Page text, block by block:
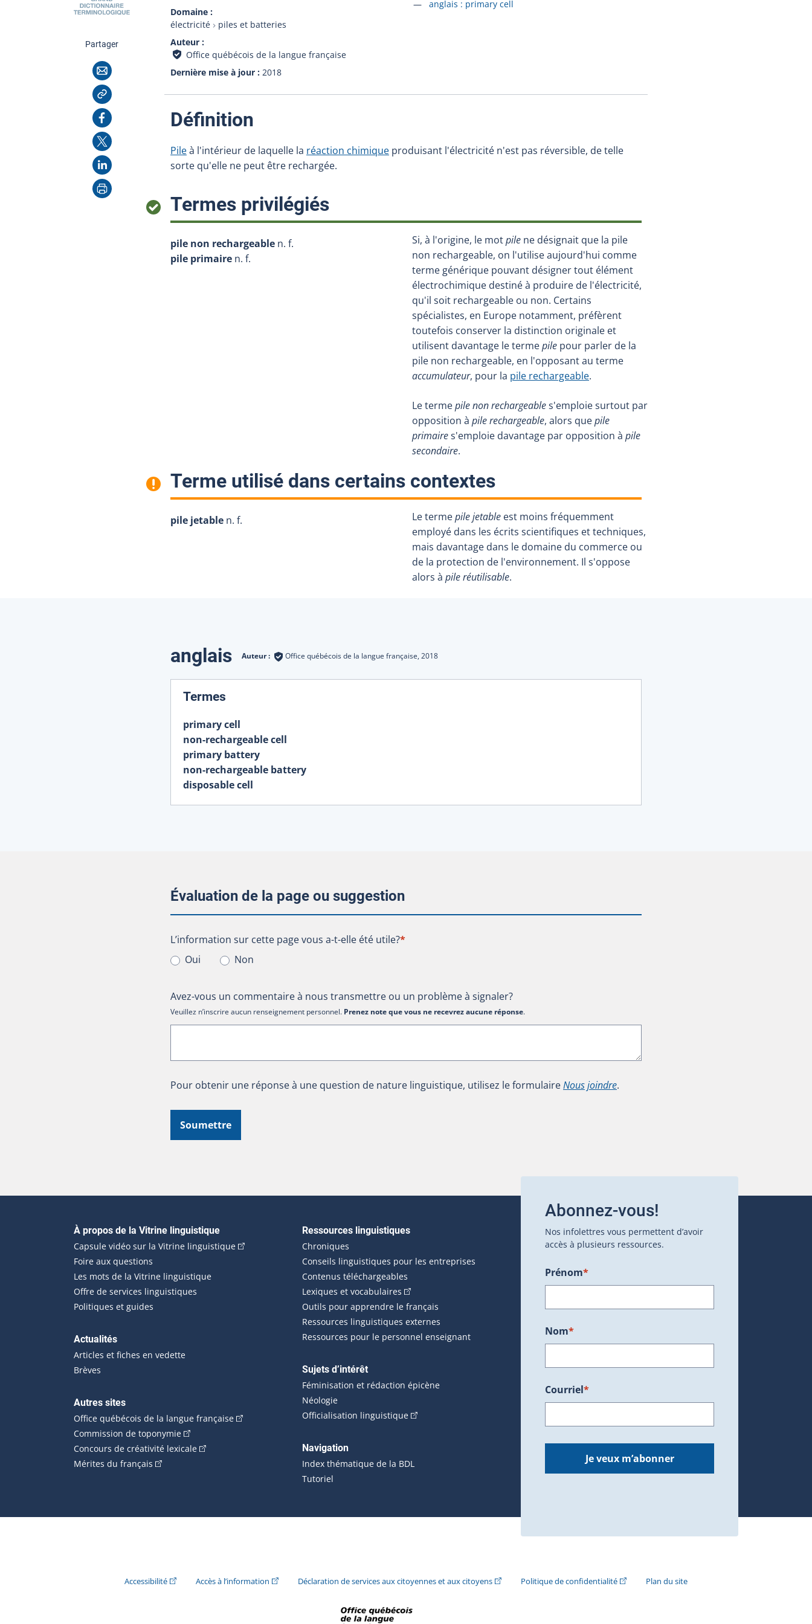
Domaine
électricité
piles et batteries
Auteur
Office québécois de la langue française
Dernière mise à jour
2018
Accéder à la fiche en
anglais : primary cell
Partagercette page
Courriel
Copier l'adresse
Facebook
X
LinkedIn
Imprimer
Définition
Pileà l'intérieur de laquelle la réaction chimique produisant l'électricité n'est pas réversible, de telle
sorte qu'elle ne peut être rechargée.
Termes privilégiés:
pile non rechargeable n. f.
pile primaire n. f.
Si, à l'origine, le motpile ne désignait que la pile
non rechargeable, on l'utilise aujourd'hui comme
terme générique pouvant désigner tout élément
électrochimique destiné à produire de l'électricité,
qu'il soit rechargeable ou non. Certains
spécialistes, en Europe notamment, préfèrent
toutefois conserver la distinction originale et
utilisent davantage le termepile pour parler de la
pile non rechargeable, en l'opposant au terme
accumulateur, pour la pile rechargeable.
Le termepile non rechargeables'emploie surtout par
opposition à pile rechargeable, alors quepile
primaires'emploie davantage par opposition à pile
secondaire.
Terme utilisé dans certains contextes:
pile jetable n. f. Le termepile jetable est moins fréquemment
employé dans les écrits scientifiques et techniques,
mais davantage dans le domaine du commerce ou
de la protection de l'environnement. Il s'oppose
alors à pile réutilisable.
Traductions
anglais Auteur : Office québécois de la langue française, 2018
Termes
primary cell
non-rechargeable cell
primary battery
non-rechargeable battery
disposable cell
Évaluation de la page ou suggestion
L’information sur cette page vous a-t-elle été utile?
L’information sur cette page vous a-t-elle été utile?*
Oui
Non
Avez-vous un commentaire à nous transmettre ou un problème à signaler?
Veuillez n’inscrire aucun renseignement personnel. Prenez note que vous ne recevrez aucune réponse.
Pour obtenir une réponse à une question de nature linguistique, utilisez le formulaireNous joindre.
Soumettre
Navigation principale
À propos de la Vitrine linguistique
Capsule vidéo sur la Vitrine linguistique(Cet hyperlien externe s'ouvrira dans une nouvelle fenêtre.)
Foire aux questions
Les mots de la Vitrine linguistique
Offre de services linguistiques
Politiques et guides
Actualités
Articles et fiches en vedette
Brèves
Autres sites
Office québécois de la langue française(Cet hyperlien externe s'ouvrira dans une nouvelle fenêtre.)
Commission de toponymie(Cet hyperlien externe s'ouvrira dans une nouvelle fenêtre.)
Concours de créativité lexicale(Cet hyperlien externe s'ouvrira dans une nouvelle fenêtre.)
Mérites du français (Cet hyperlien externe s'ouvrira dans une nouvelle fenêtre.)
Ressources linguistiques
Chroniques
Conseils linguistiques pour les entreprises
Contenus téléchargeables
Lexiques et vocabulaires (Cet hyperlien externe s'ouvrira dans une nouvelle fenêtre.)
Outils pour apprendre le français
Ressources linguistiques externes
Ressources pour le personnel enseignant
Sujets d’intérêt
Féminisation et rédaction épicène
Néologie
Officialisation linguistique(Cet hyperlien externe s'ouvrira dans une nouvelle fenêtre.)
Navigation
Index thématique de la BDL
Tutoriel
Abonnez-vous!
Nos infolettres vous permettent d’avoir
accès à plusieurs ressources.
Prénom*
Nom*
Courriel*
Je veux m’abonner
Accessibilité(Cet hyperlien externe s'ouvrira dans une nouvelle fenêtre.)
Accès à l’information (Cet hyperlien externe s'ouvrira dans une nouvelle fenêtre.)
Déclaration de services aux citoyennes et aux citoyens(Cet hyperlien externe s'ouvrira dans une nouvelle fenêtre.)
Politique de confidentialité(Cet hyperlien externe s'ouvrira dans une nouvelle
Plan du site